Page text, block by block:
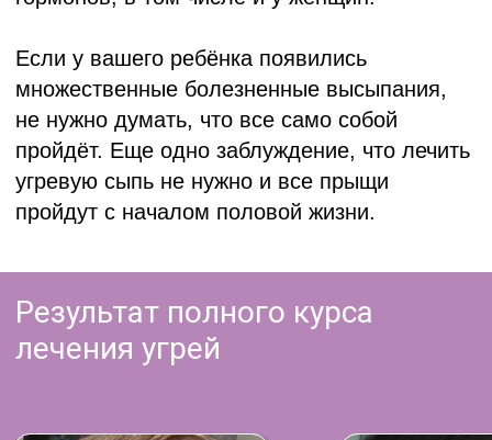
Услуги
Отзывы
Контакты
Вакансии
О центре
Аллергология
Гинекология
Дерматология
Косметология
Терапия
Онкология
Информация